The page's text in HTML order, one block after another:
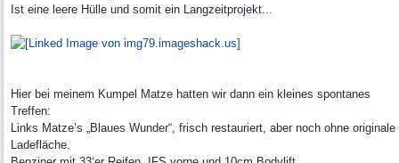
Ist eine leere Hülle und somit ein Langzeitprojekt...
Hier bei meinem Kumpel Matze hatten wir dann ein kleines spontanes
Treffen:
Links Matze’s „Blaues Wunder“, frisch restauriert, aber noch ohne originale
Ladefläche.